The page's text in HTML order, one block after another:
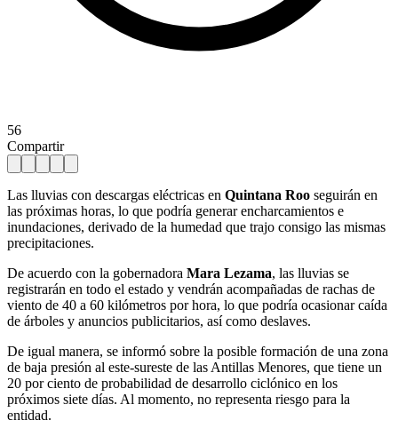
56
Compartir
Las lluvias con descargas eléctricas en Quintana Roo seguirán en
las próximas horas, lo que podría generar encharcamientos e
inundaciones, derivado de la humedad que trajo consigo las mismas
precipitaciones.
De acuerdo con la gobernadora Mara Lezama, las lluvias se
registrarán en todo el estado y vendrán acompañadas de rachas de
viento de 40 a 60 kilómetros por hora, lo que podría ocasionar caída
de árboles y anuncios publicitarios, así como deslaves.
De igual manera, se informó sobre la posible formación de una zona
de baja presión al este-sureste de las Antillas Menores, que tiene un
20 por ciento de probabilidad de desarrollo ciclónico en los
próximos siete días. Al momento, no representa riesgo para la
entidad.